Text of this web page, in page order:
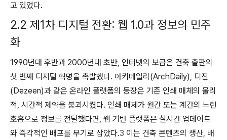
고 있었다.
2.2 제1차 디지털 전환: 웹 1.0과 정보의 민주
화
1990년대 후반과 2000년대 초반, 인터넷의 보급은 건축 출판의
첫 번째 디지털 혁명을 촉발했다. 아키데일리(ArchDaily), 디진
(Dezeen)과 같은 온라인 플랫폼의 등장은 기존 인쇄 매체의 물리
적, 시간적 제약을 붕괴시켰다. 인쇄 매체가 월간 또는 계간의 느린
호흡으로 정보를 전달했다면, 웹 기반 플랫폼은 실시간 업데이트
와 즉각적인 배포를 무기로 삼았다.3 이는 건축 콘텐츠의 생산, 배